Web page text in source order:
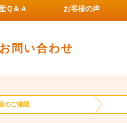
Ｑ＆Ａ お客様の声
問い合わせ
のご確認